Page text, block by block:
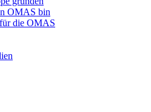
OMAS bin
die OMAS